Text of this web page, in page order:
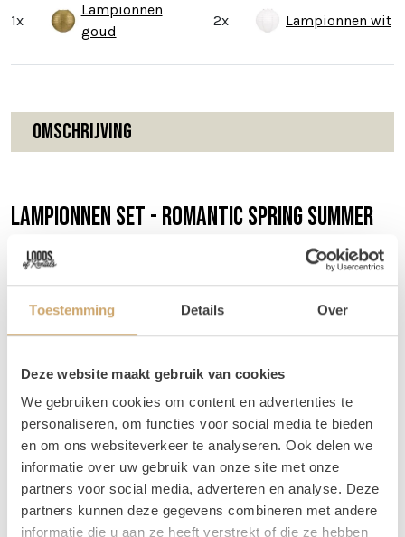
Toestemming Details Over
Deze website maakt gebruik van cookies
We gebruiken cookies om content en advertenties te
personaliseren, om functies voor social media te bieden
en om ons websiteverkeer te analyseren. Ook delen we
informatie over uw gebruik van onze site met onze
partners voor social media, adverteren en analyse. Deze
partners kunnen deze gegevens combineren met andere
informatie die u aan ze heeft verstrekt of die ze hebben
1x
Lampionnen
goud
2x Lampionnen wit
Omschrijving
Lampionnen set - Romantic spring summer
Lampionnen zijn niet te missen op jullie event en zorgen
voor extra gezelligheid. Met deze set krijg je 7
Afmetingen
We leveren een mix van verschillende maten van 20 - 45
Setkorting
Tips